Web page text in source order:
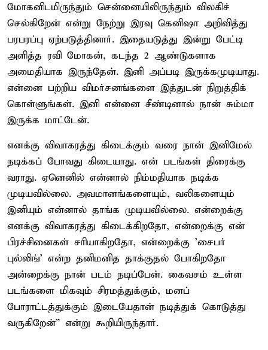
மோகனிடமிருந்தும் சென்னையிலிருந்தும் விலகிச்
செல்கிறேன் என்று நேற்று இரவு கெனிஷா அறிவித்து
பரபரப்பு ஏற்படுத்தினார். இதையடுத்து இன்று பேட்டி
அளித்த ரவி மோகன், கடந்த 2 ஆண்டுகளாக
அமைதியாக இருந்தேன். இனி அப்படி இருக்கமுடியாது.
என்னை பற்றிய விமர்சனங்களை இத்துடன் நிறுத்திக்
கொள்ளுங்கள். இனி என்னை சீண்டினால் நான் சும்மா
இருக்க மாட்டேன்.
எனக்கு விவாகரத்து கிடைக்கும் வரை நான் இனிமேல்
நடிக்கப் போவது கிடையாது. என் படங்கள் திரைக்கு
வராது. ஏனெனில் என்னால் நிம்மதியாக நடிக்க
முடியவில்லை. அவமானங்களையும், வலிகளையும்
இனியும் என்னால் தாங்க முடியவில்லை. என்றைக்கு
எனக்கு விவாகரத்து கிடைக்கிறதோ, என்றைக்கு என்
பிரச்சினைகள் சரியாகிறதோ, என்றைக்கு 'சைபர்
புல்லிங்' என்ற தனிமனித தாக்குதல் போகிறதோ
அன்றைக்கு நான் படம் நடிப்பேன். கைவசம் உள்ள
படங்களை மிகவும் சிரமத்துக்கும், மனப்
போராட்டத்துக்கும் இடையேதான் நடித்துக் கொடுத்து
வருகிறேன்” என்று கூறியிருந்தார்.